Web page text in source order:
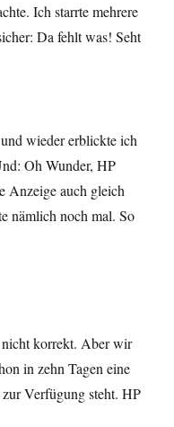
Ich starrte mehrere
Da fehlt was! Seht
wieder erblickte ich
Oh Wunder, HP
Anzeige auch gleich
nämlich noch mal. So
nicht korrekt. Aber wir
in zehn Tagen eine
Verfügung steht. HP